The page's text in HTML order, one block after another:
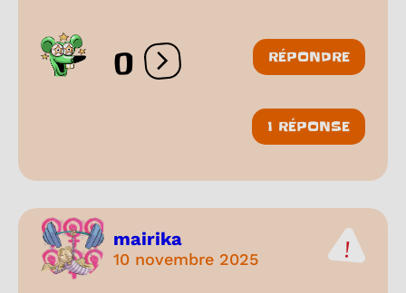
0 Ouvrir les réactions
RÉPONDRE
1 RÉPONSE
mairika
10 novembre 2025